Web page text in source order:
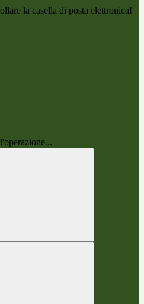
la casella di posta elettronica!